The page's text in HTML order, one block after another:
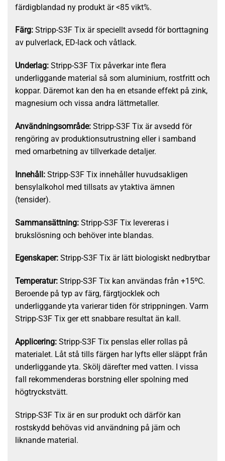
färdigblandad ny produkt är <85 vikt%.
Färg: Stripp-S3F Tix är speciellt avsedd för borttagning
av pulverlack, ED-lack och våtlack.
Underlag: Stripp-S3F Tix påverkar inte flera
underliggande material så som aluminium, rostfritt och
koppar. Däremot kan den ha en etsande effekt på zink,
magnesium och vissa andra lättmetaller.
Användningsområde: Stripp-S3F Tix är avsedd för
rengöring av produktionsutrustning eller i samband
med omarbetning av tillverkade detaljer.
Innehåll: Stripp-S3F Tix innehåller huvudsakligen
bensylalkohol med tillsats av ytaktiva ämnen
(tensider).
Sammansättning: Stripp-S3F Tix levereras i
brukslösning och behöver inte blandas.
Egenskaper: Stripp-S3F Tix är lätt biologiskt nedbrytbar
Temperatur: Stripp-S3F Tix kan användas från +15ºC.
Beroende på typ av färg, färgtjocklek och
underliggande yta varierar tiden för strippningen. Varm
Stripp-S3F Tix ger ett snabbare resultat än kall.
Applicering: Stripp-S3F Tix penslas eller rollas på
materialet. Låt stå tills färgen har lyfts eller släppt från
underliggande yta. Skölj därefter med vatten. I vissa
fall rekommenderas borstning eller spolning med
högtryckstvätt.
Stripp-S3F Tix är en sur produkt och därför kan
rostskydd behövas vid användning på järn och
liknande material.